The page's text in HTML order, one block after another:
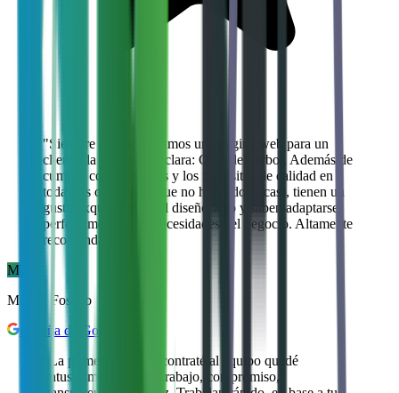
"Siempre que necesitamos una página web para un
cliente, la elección es clara: Casa del Árbol. Además de
cumplir con los plazos y los requisitos de calidad en
todas las ocasiones (que no han sido pocas), tienen un
gusto exquisito para el diseño web y saben adaptarse
perfectamente a las necesidades del negocio. Altamente
recomendables.
MF
Mariah Fosado
Reseña de Google
La primera vez que contraté al equipo quedé
entusiasmada con su trabajo, compromiso,